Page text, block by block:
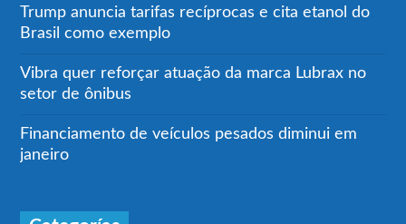
Trump anuncia tarifas recíprocas e cita etanol do
Brasil como exemplo
Vibra quer reforçar atuação da marca Lubrax no
setor de ônibus
Financiamento de veículos pesados diminui em
janeiro